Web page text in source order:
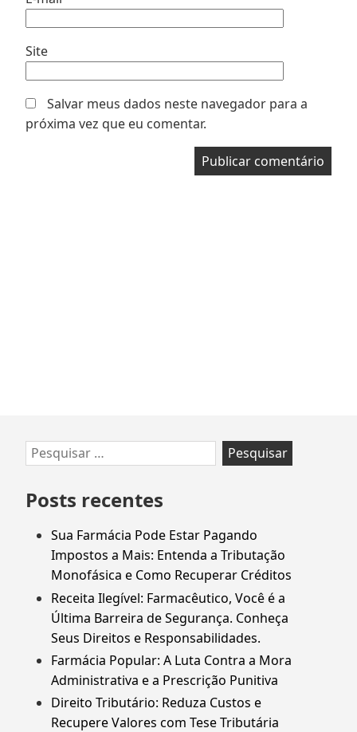
Site
Salvar meus dados neste navegador para a
próxima vez que eu comentar.
Ir
para
rodapé
Pesquisar
por:
Posts recentes
Sua Farmácia Pode Estar Pagando
Impostos a Mais: Entenda a Tributação
Monofásica e Como Recuperar Créditos
Receita Ilegível: Farmacêutico, Você é a
Última Barreira de Segurança. Conheça
Seus Direitos e Responsabilidades.
Farmácia Popular: A Luta Contra a Mora
Administrativa e a Prescrição Punitiva
Direito Tributário: Reduza Custos e
Recupere Valores com Tese Tributária